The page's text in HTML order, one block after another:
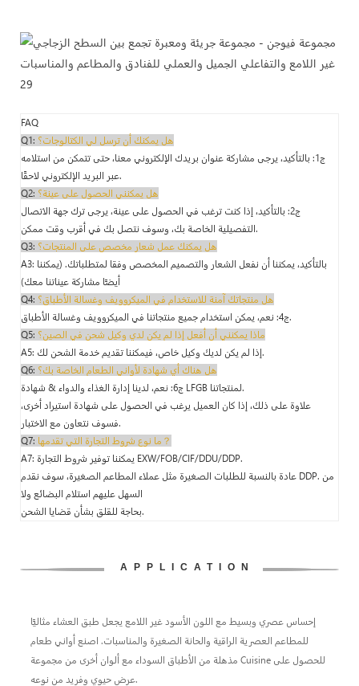
FAQ
Q1: هل يمكنك أن ترسل لي الكتالوجات؟
ج1: بالتأكيد، يرجى مشاركة عنوان بريدك الإلكتروني معنا، حتى تتمكن من استلامه
عبر البريد الإلكتروني لاحقًا.
Q2: هل يمكنني الحصول على عينة؟
ج2: بالتأكيد، إذا كنت ترغب في الحصول على عينة، يرجى ترك جهة الاتصال
التفصيلية الخاصة بك، وسوف نتصل بك في أقرب وقت ممكن.
Q3: هل يمكنك عمل شعار مخصص على المنتجات؟
A3: بالتأكيد، يمكننا أن نفعل الشعار والتصميم المخصص وفقا لمتطلباتك. (يمكننا
أيضًا مشاركة عيناتنا معك)
Q4: هل منتجاتك آمنة للاستخدام في الميكروويف وغسالة الأطباق؟
ج4: نعم، يمكن استخدام جميع منتجاتنا في الميكروويف وغسالة الأطباق.
Q5: ماذا يمكنني أن أفعل إذا لم يكن لدي وكيل شحن في الصين؟
A5: إذا لم يكن لديك وكيل خاص، فيمكننا تقديم خدمة الشحن لك.
Q6: هل هناك أي شهادة لأواني الطعام الخاصة بك؟
ج6: نعم، لدينا إدارة الغذاء والدواء & شهادة LFGB لمنتجاتنا.
علاوة على ذلك، إذا كان العميل يرغب في الحصول على شهادة استيراد أخرى،
فسوف نتعاون مع الاختبار.
Q7:
ما نوع شروط التجارة التي تقدمها？
A7: يمكننا توفير شروط التجارة EXW/FOB/CIF/DDU/DDP.
عادة بالنسبة للطلبات الصغيرة مثل عملاء المطاعم الصغيرة، سوف نقدم DDP. من
السهل عليهم استلام البضائع ولا
بحاجة للقلق بشأن قضايا الشحن.
APPLICATION
إحساس عصري وبسيط مع اللون الأسود غير اللامع يجعل طبق العشاء مثاليًا
للمطاعم العصرية الراقية والحانة الصغيرة والمناسبات. اصنع أواني طعام
مذهلة من الأطباق السوداء مع ألوان أخرى من مجموعة Cuisine للحصول على
عرض حيوي وفريد ​​من نوعه.